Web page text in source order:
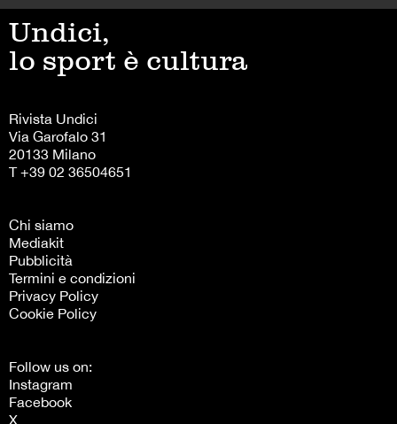
Undici,
lo sport è cultura
Rivista Undici
Via Garofalo 31
20133 Milano
T +39 02 36504651
Chi siamo
Mediakit
Pubblicità
Termini e condizioni
Privacy Policy
Cookie Policy
Follow us on:
Instagram
Facebook
X